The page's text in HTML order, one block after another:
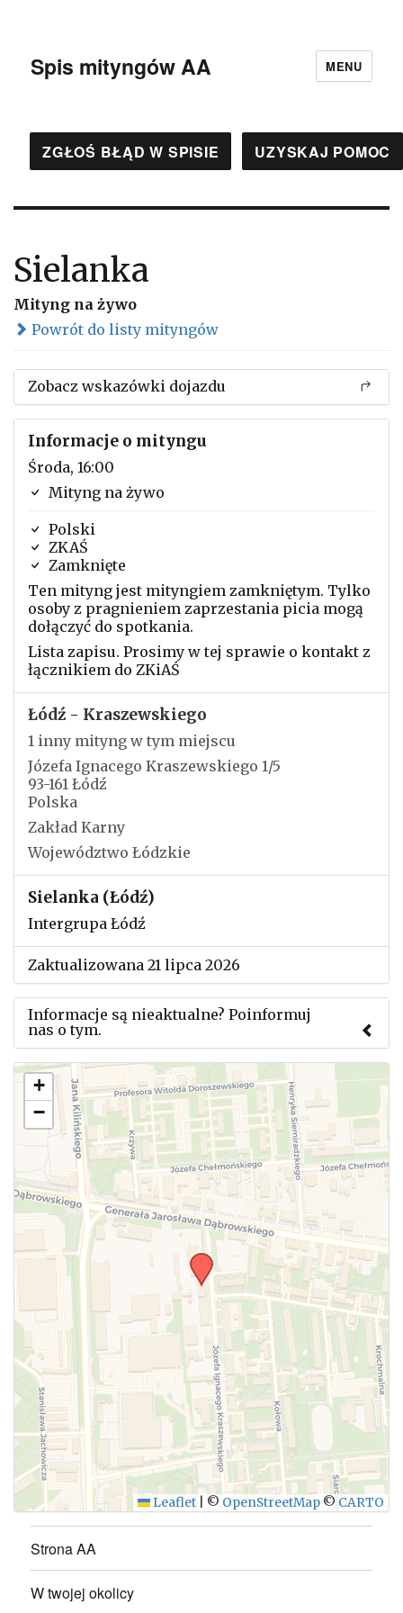
Spis mityngów AA MENU
ZGŁOŚ BŁĄD W SPISIE UZYSKAJ POMOC
Sielanka
Mityng na żywo
Powrót do listy mityngów
Zobacz wskazówki dojazdu
Informacje o mityngu
Środa, 16:00
Mityng na żywo
Polski
ZKAŚ
Zamknięte
Ten mityng jest mityngiem zamkniętym. Tylko
osoby z pragnieniem zaprzestania picia mogą
dołączyć do spotkania.
Lista zapisu. Prosimy w tej sprawie o kontakt z
łącznikiem do ZKiAŚ
Łódź - Kraszewskiego
1 inny mityng w tym miejscu
Józefa Ignacego Kraszewskiego 1/5
93-161 Łódź
Polska
Zakład Karny
Województwo Łódzkie
Sielanka (Łódź)
Intergrupa Łódź
Zaktualizowana 21 lipca 2026
Informacje są nieaktualne? Poinformuj
nas o tym.
Użyj tego formularza aby przesłać informację o
zmianach w powyższym mityngu.
WYŚLIJ
+
−
Leaflet © OpenStreetMap © CARTO
Strona AA
W twojej okolicy